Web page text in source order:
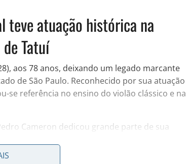
teve atuação histórica na
Tatuí
aos 78 anos, deixando um legado marcante
de São Paulo. Reconhecido por sua atuação
se referência no ensino do violão clássico e na
Cameron dedicou grande parte de sua
em cidades como Rio Claro,